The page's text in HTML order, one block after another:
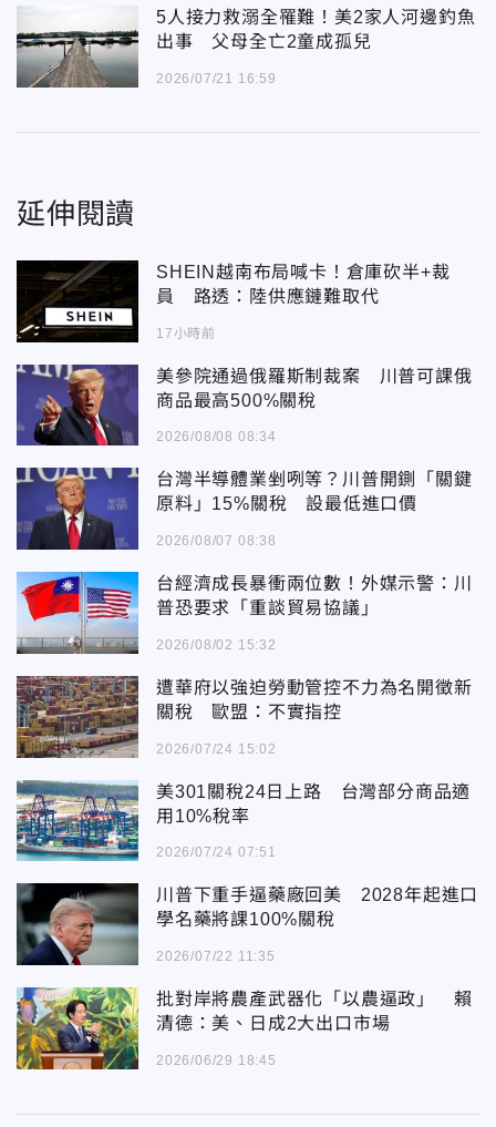
5人接力救溺全罹難！美2家人河邊釣魚
出事 父母全亡2童成孤兒
2026/07/21 16:59
延伸閱讀
SHEIN越南布局喊卡！倉庫砍半+裁
員 路透：陸供應鏈難取代
17小時前
美參院通過俄羅斯制裁案 川普可課俄
商品最高500%關稅
2026/08/08 08:34
台灣半導體業剉咧等？川普開鍘「關鍵
原料」15%關稅 設最低進口價
2026/08/07 08:38
台經濟成長暴衝兩位數！外媒示警：川
普恐要求「重談貿易協議」
2026/08/02 15:32
遭華府以強迫勞動管控不力為名開徵新
關稅 歐盟：不實指控
2026/07/24 15:02
美301關稅24日上路 台灣部分商品適
用10%稅率
2026/07/24 07:51
川普下重手逼藥廠回美 2028年起進口
學名藥將課100%關稅
2026/07/22 11:35
批對岸將農產武器化「以農逼政」 賴
清德：美、日成2大出口市場
2026/06/29 18:45